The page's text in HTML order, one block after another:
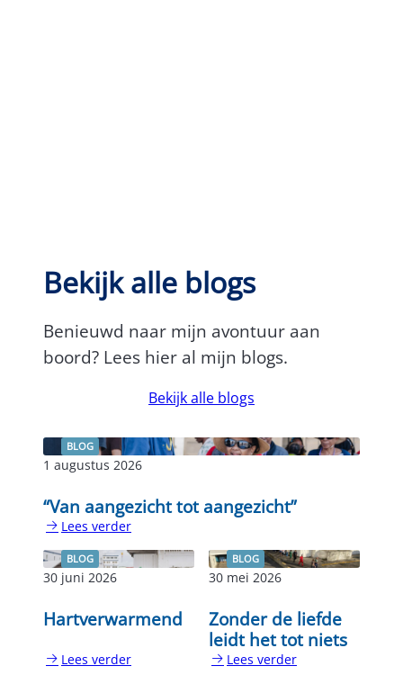
Bekijk alle blogs
Benieuwd naar mijn avontuur aan
boord? Lees hier al mijn blogs.
Bekijk alle blogs
BLOG
1 augustus 2026
“Van aangezicht tot aangezicht”
Lees verder
“Van
aangezicht
aangezicht”
BLOG
30 juni 2026
Hartverwarmend
Lees verder
BLOG
30 mei 2026
Zonder de liefde
leidt het tot niets
Lees verder